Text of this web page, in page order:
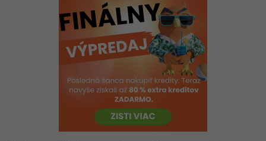
Java -80%
C# .NET -80%
JavaScript -80%
Testovanie softvéru
Marketing -30%
-30%
Kurzy dizajnu
HTML/CSS -80%
Photoshop
Adobe Illustrator -80%
Adobe Lightroom -30%